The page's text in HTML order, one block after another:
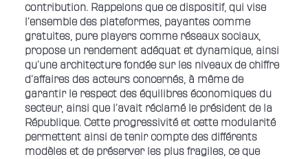
contribution. Rappelons que ce dispositif, qui vise
l’ensemble des plateformes, payantes comme
gratuites, pure players comme réseaux sociaux,
propose un rendement adéquat et dynamique, ainsi
qu’une architecture fondée sur les niveaux de chiffre
d’affaires des acteurs concernés, à même de
garantir le respect des équilibres économiques du
secteur, ainsi que l’avait réclamé le président de la
République. Cette progressivité et cette modularité
permettent ainsi de tenir compte des différents
modèles et de préserver les plus fragiles, ce que